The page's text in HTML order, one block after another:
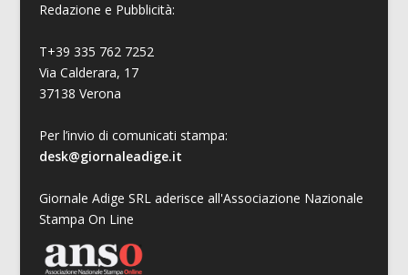
Redazione e Pubblicità:
T+39 335 762 7252
Via Calderara, 17
37138 Verona
Per l’invio di comunicati stampa:
desk@giornaleadige.it
Giornale Adige SRL aderisce all'Associazione Nazionale
Stampa On Line